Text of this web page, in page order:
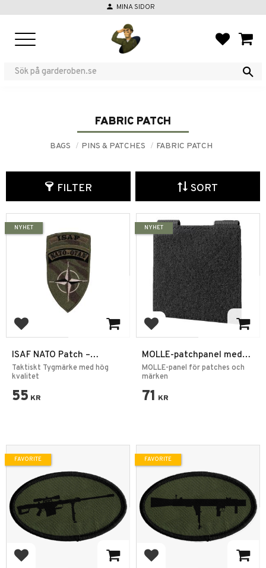
person MINA SIDOR
FABRIC PATCH
BAGS PINS & PATCHES FABRIC PATCH
FILTER SORT
Add to favorites
ISAF NATO Patch –
Kardborremärke 12 x 6,5
cm
Taktiskt Tygmärke med hög
kvalitet
55 KR
NYHET
Add to favorites
MOLLE-patchpanel med
kardborreband 10×10 cm
MOLLE-panel för patches och
märken
71 KR
NYHET
Add to favorites
FAVORITE
Add to favorites
FAVORITE